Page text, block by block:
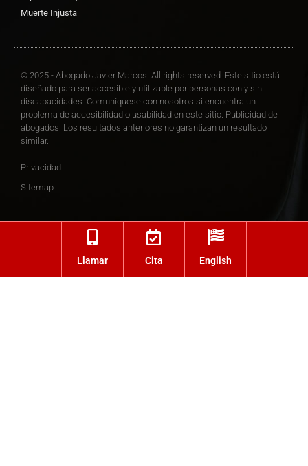
Muerte Injusta
© 2025 - Abogado Javier Marcos. All rights reserved. Este sitio está
diseñado para ser accesible y utilizable por personas con y sin
discapacidades. Comuníquese con nosotros si encuentra un
problema de accesibilidad o usabilidad en este sitio. Publicidad de
abogados. Los resultados anteriores no garantizan un resultado
similar.
Privacidad
Sitemap
Llamar Cita English